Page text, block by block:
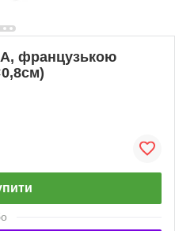
французькою